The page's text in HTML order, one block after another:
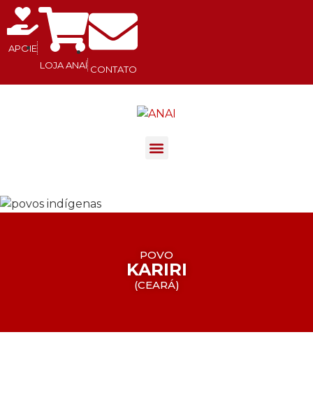
APOIE
LOJA ANAÍ CONTATO
POVO
KARIRI
(CEARÁ)